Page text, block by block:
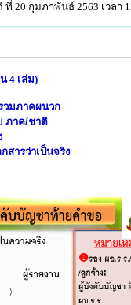
20 กุมภาพันธ์ 2563 เวลา
4 เล่ม)
วมภาคผนวก
ภาค/ชาติ
รว่าเป็นจริง